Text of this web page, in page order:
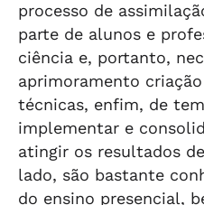
processo de
parte de alunos e
ciência e, portanto,
aprimoramento
técnicas, enfim, de
implementar e
atingir os resultados
lado, são bastante
do ensino presencial,